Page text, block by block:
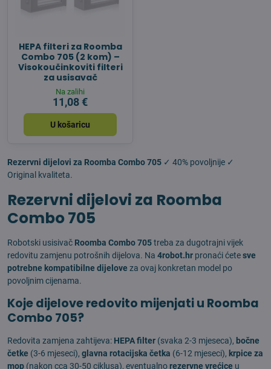
HEPA filteri za Roomba
Combo 705 (2 kom) –
Visokoučinkoviti filteri
za usisavač
Na zalihi
11,08 €
U košaricu
Rezervni dijelovi za Roomba Combo 705 ✓ 40% povoljnije ✓
Original kvaliteta.
Rezervni dijelovi za Roomba
Combo 705
Robotski usisivač Roomba Combo 705treba za dugotrajni vijek
redovitu zamjenu potrošnih dijelova. Na 4robot.hr pronaći ćetesve
potrebne kompatibilne dijelove za ovaj konkretan model po
povoljnim cijenama.
Koje dijelove redovito mijenjati u Roomba
Combo 705?
Redovita zamjena zahtijeva: HEPA filter (svaka 2-3 mjeseca), bočne
četke (3-6 mjeseci), glavna rotacijska četka (6-12 mjeseci), krpice za
mop (nakon cca 30-50 ciklusa), eventualnorezervne vrećice u